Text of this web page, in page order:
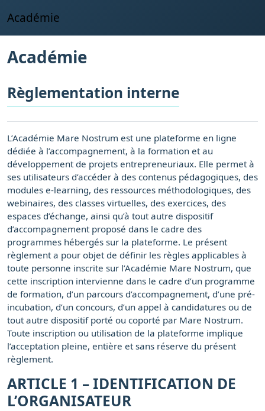
Académie
Académie
Règlementation interne
L’Académie Mare Nostrum est une plateforme en ligne
dédiée à l’accompagnement, à la formation et au
développement de projets entrepreneuriaux. Elle permet à
ses utilisateurs d’accéder à des contenus pédagogiques, des
modules e-learning, des ressources méthodologiques, des
webinaires, des classes virtuelles, des exercices, des
espaces d’échange, ainsi qu’à tout autre dispositif
d’accompagnement proposé dans le cadre des
programmes hébergés sur la plateforme. Le présent
règlement a pour objet de définir les règles applicables à
toute personne inscrite sur l’Académie Mare Nostrum, que
cette inscription intervienne dans le cadre d’un programme
de formation, d’un parcours d’accompagnement, d’une pré-
incubation, d’un concours, d’un appel à candidatures ou de
tout autre dispositif porté ou coporté par Mare Nostrum.
Toute inscription ou utilisation de la plateforme implique
l’acceptation pleine, entière et sans réserve du présent
règlement.
ARTICLE 1 – IDENTIFICATION DE
L’ORGANISATEUR